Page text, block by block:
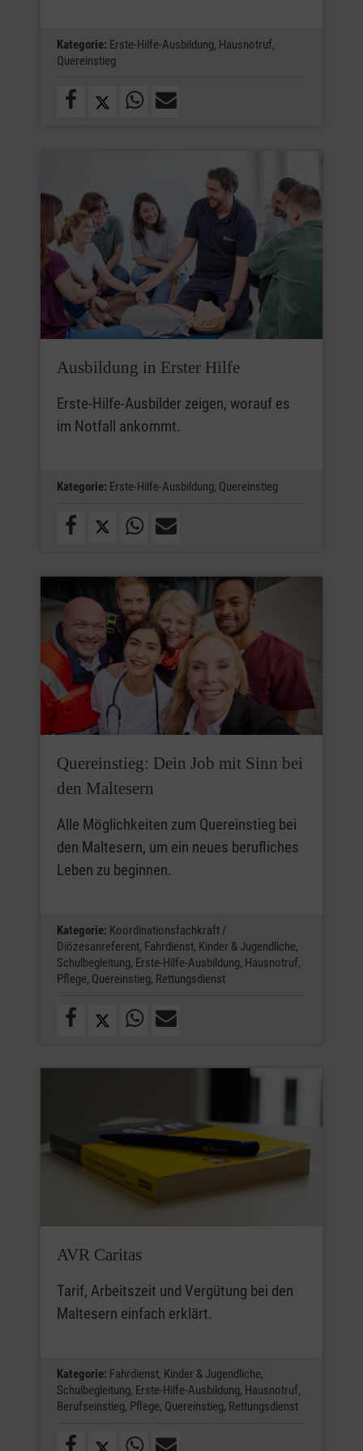
Kategorie: Erste-Hilfe-Ausbildung, Hausnotruf,
Quereinstieg
Ausbildung in Erster Hilfe
Erste-Hilfe-Ausbilder zeigen, worauf es
im Notfall ankommt.
Kategorie: Erste-Hilfe-Ausbildung, Quereinstieg
Quereinstieg: Dein Job mit Sinn bei
den Maltesern
Alle Möglichkeiten zum Quereinstieg bei
den Maltesern, um ein neues berufliches
Leben zu beginnen.
Kategorie: Koordinationsfachkraft /
Diözesanreferent, Fahrdienst, Kinder & Jugendliche,
Schulbegleitung, Erste-Hilfe-Ausbildung, Hausnotruf,
Pflege, Quereinstieg, Rettungsdienst
AVR Caritas
Tarif, Arbeitszeit und Vergütung bei den
Maltesern einfach erklärt.
Kategorie: Fahrdienst, Kinder & Jugendliche,
Schulbegleitung, Erste-Hilfe-Ausbildung, Hausnotruf,
Berufseinstieg, Pflege, Quereinstieg, Rettungsdienst